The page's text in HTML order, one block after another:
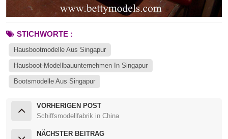
STICHWORTE :
Hausbootmodelle Aus Singapur
Hausboot-Modellbauunternehmen In Singapur
Bootsmodelle Aus Singapur
VORHERIGEN POST
Schiffsmodellfabrik in China
NÄCHSTER BEITRAG